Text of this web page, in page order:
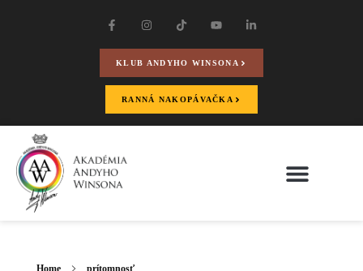
KLUB ANDYHO WINSONA
RANNÁ NAKOPÁVAČKA
Home prítomnosť